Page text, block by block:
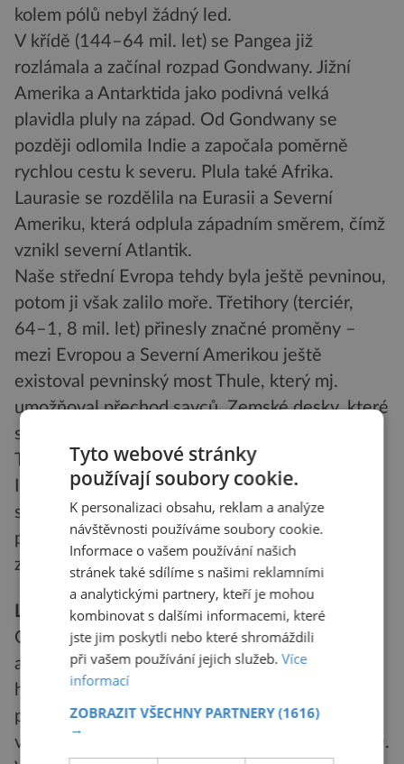
kolem pólů nebyl žádný led.
V křídě (144–64 mil. let) se Pangea již
rozlámala a začínal rozpad Gondwany. Jižní
Amerika a Antarktida jako podivná velká
plavidla pluly na západ. Od Gondwany se
později odlomila Indie a započala poměrně
rychlou cestu k severu. Plula také Afrika.
Laurasie se rozdělila na Eurasii a Severní
Ameriku, která odplula západním směrem, čímž
vznikl severní Atlantik.
Naše střední Evropa tehdy byla ještě pevninou,
potom ji však zalilo moře. Třetihory (terciér,
64–1, 8 mil. let) přinesly značné proměny –
mezi Evropou a Severní Amerikou ještě
existoval pevninský most Thule, který mj.
umožňoval přechod savců. Zemské desky, které
se stále posunovaly, zužovaly vodstva moře
Tethys, takže ve východní části zcela zmizelo.
Indie se spojila s Asií. Severní a Jižní Ameriku
spojila souš v panamské oblasti. Svoji dnešní
podobu už získávaly nejen studené oblasti u
zemských pólů, ale i kontinenty.
Letem nad kontinentálním světem
Obléknete lehký skafandr a usednete do
anatomické sedačky kosmické lodi. Za chvíli
hřmotně zaburácejí motory, vyšlehne mohutný
plamen a cítíte dočasný velký tlak. Vždyť se
vznášíte na orbitě – oběžné dráze kolem Země.
Tyto webové stránky
používají soubory cookie.
K personalizaci obsahu, reklam a analýze
návštěvnosti používáme soubory cookie.
Informace o vašem používání našich
stránek také sdílíme s našimi reklamními
a analytickými partnery, kteří je mohou
kombinovat s dalšími informacemi, které
jste jim poskytli nebo které shromáždili
při vašem používání jejich služeb.Více
informací
ZOBRAZIT VŠECHNY PARTNERY(1616)
→